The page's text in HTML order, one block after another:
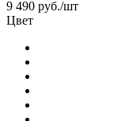
9 490 руб./шт
Цвет